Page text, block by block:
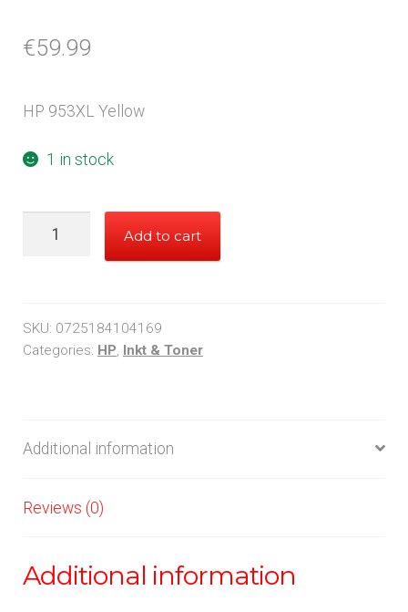
€59.99
HP 953XL Yellow
1 in stock
Add to cart
SKU: 0725184104169
Categories: HP, Inkt & Toner
Additional information
Reviews (0)
Additional information